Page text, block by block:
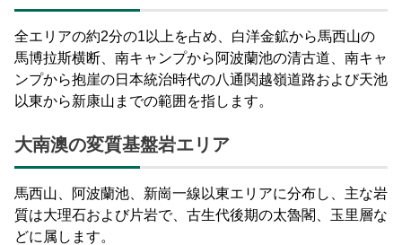
全エリアの約2分の1以上を占め、白洋金鉱から馬西山の
馬博拉斯横断、南キャンプから阿波蘭池の清古道、南キャ
ンプから抱崖の日本統治時代の八通関越嶺道路および天池
以東から新康山までの範囲を指します。
大南澳の変質基盤岩エリア
馬西山、阿波蘭池、新崗一線以東エリアに分布し、主な岩
質は大理石および片岩で、古生代後期の太魯閣、玉里層な
どに属します。